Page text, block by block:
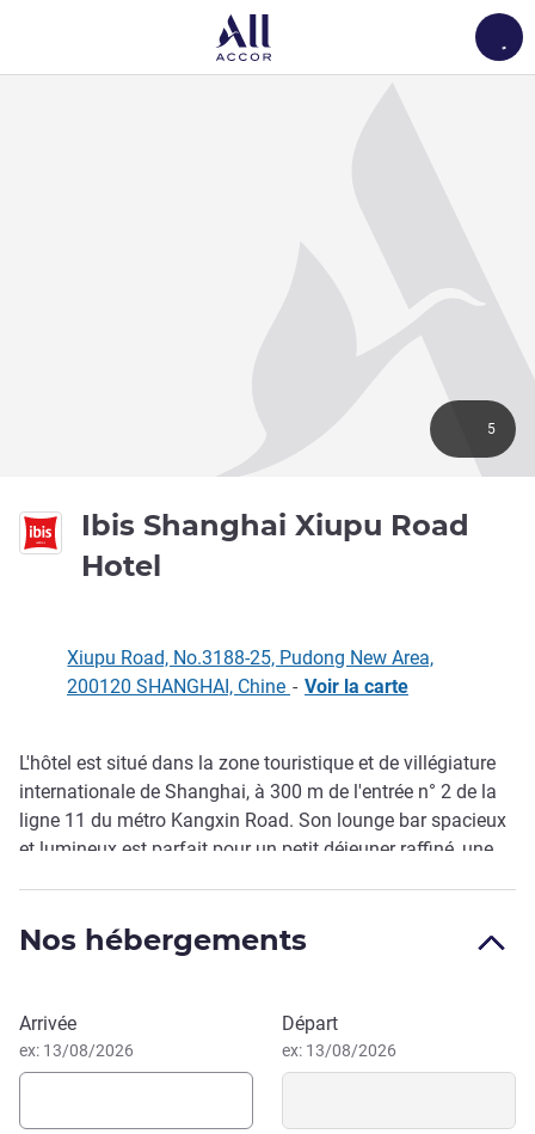
Ibis Shanghai Xiupu Road
Hotel
5
Xiupu Road, No.3188-25, Pudong New Area,
200120 SHANGHAI, Chine - Voir la carte
Description
L'hôtel est situé dans la zone touristique et de villégiature
internationale de Shanghai, à 300 m de l'entrée n° 2 de la
ligne 11 du métro Kangxin Road. Son lounge bar spacieux
et lumineux est parfait pour un petit déjeuner raffiné, une
haut débit pour un confort illimité pendant vos voyages.
Nos hébergements
Réserver cet hôtel
Arrivée
ex: 13/08/2026
Départ
ex: 13/08/2026